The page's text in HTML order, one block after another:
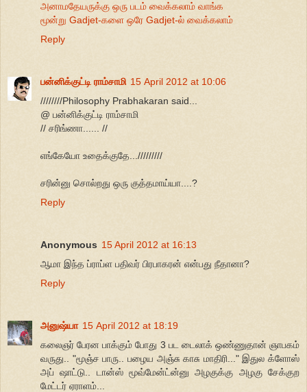
அனாமதேயருக்கு ஒரு படம் வைக்கலாம் வாங்க
மூன்று Gadjet-களை ஒரே Gadjet-ல் வைக்கலாம்
Reply
பன்னிக்குட்டி ராம்சாமி 15 April 2012 at 10:06
////////Philosophy Prabhakaran said...
@ பன்னிக்குட்டி ராம்சாமி
// சரிங்ணா...... //
எங்கேயோ உதைக்குதே.../////////
சரின்னு சொல்றது ஒரு குத்தமாய்யா....?
Reply
Anonymous 15 April 2012 at 16:13
ஆமா இந்த ப்ராப்ள பதிவர் பிரபாகரன் என்பது நீதானா?
Reply
அனுஷ்யா 15 April 2012 at 18:19
கலைஞர் பேரன பாக்கும் போது 3 பட டைலாக் ஒண்ணுதான் ஞாபகம்
வருது.. "மூஞ்ச பாரு.. பழைய அஞ்சு காசு மாதிரி..." இதுல க்ளோஸ்
அப் ஷாட்டு.. டான்ஸ் மூவ்மேன்ட்ன்னு அழகுக்கு அழகு சேக்குற
மேட்டர் ஏராளம்...